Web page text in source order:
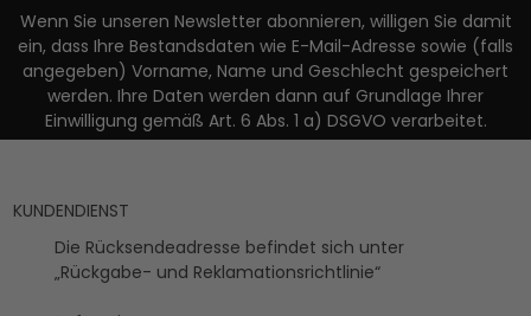
Wenn Sie unseren Newsletter abonnieren, willigen Sie damit
ein, dass Ihre Bestandsdaten wie E-Mail-Adresse sowie (falls
angegeben) Vorname, Name und Geschlecht gespeichert
werden. Ihre Daten werden dann auf Grundlage Ihrer
Einwilligung gemäß Art. 6 Abs. 1 a) DSGVO verarbeitet.
KUNDENDIENST
Die Rücksendeadresse befindet sich unter
„Rückgabe- und Reklamationsrichtlinie“